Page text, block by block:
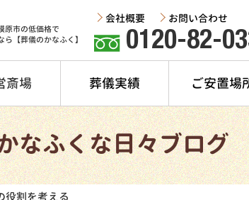
原市の低価格で
ら【葬儀のかなふく】
0120-82-
会社概要 お問い合わせ
斎場 葬儀実績 ご安置場
なふくな日々ブログ
役割を考える